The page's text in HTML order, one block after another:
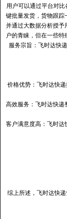
用户可以通过平台对
键批量发货，货物跟踪
并通过大数据分析授予
户的青睐，但在一些
服务宗旨：飞时达快
价格优势：飞时达快
高效服务：飞时达快递
客户满意度高‌：飞时达
综上所述，飞时达快